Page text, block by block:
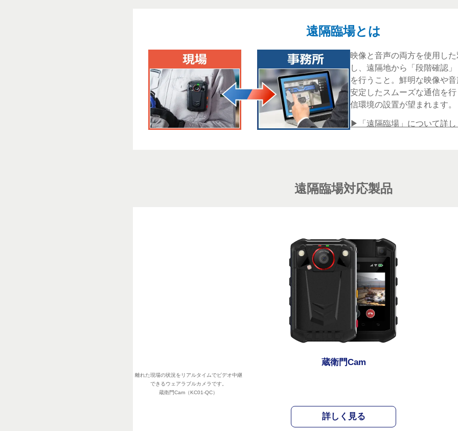
遠隔臨場とは
映像と音声の両方を使用し
し、遠隔地から「段階確認
を行うこと。鮮明な映像や
安定したスムーズな通信を
信環境の設置が望まれます。
▶「遠隔臨場」について詳し
遠隔臨場対応製品
蔵衛門Cam
離れた現場の状況をリアルタイムでビデオ中継
できるウェアラブルカメラです。
蔵衛門Cam（KC01-QC）
詳しく見る